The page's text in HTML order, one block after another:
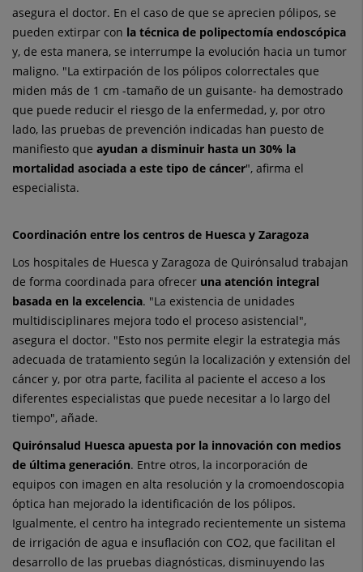
asegura el doctor. En el caso de que se aprecien pólipos, se
pueden extirpar con la técnica de polipectomía endoscópica
y, de esta manera, se interrumpe la evolución hacia un tumor
maligno. "La extirpación de los pólipos colorrectales que
miden más de 1 cm -tamaño de un guisante- ha demostrado
que puede reducir el riesgo de la enfermedad, y, por otro
lado, las pruebas de prevención indicadas han puesto de
manifiesto que ayudan a disminuir hasta un 30% la
mortalidad asociada a este tipo de cáncer", afirma el
especialista.
Coordinación entre los centros de Huesca y Zaragoza
Los hospitales de Huesca y Zaragoza de Quirónsalud trabajan
de forma coordinada para ofrecer una atención integral
basada en la excelencia. "La existencia de unidades
multidisciplinares mejora todo el proceso asistencial",
asegura el doctor. "Esto nos permite elegir la estrategia más
adecuada de tratamiento según la localización y extensión del
cáncer y, por otra parte, facilita al paciente el acceso a los
diferentes especialistas que puede necesitar a lo largo del
tiempo", añade.
Quirónsalud Huesca apuesta por la innovación con medios
de última generación. Entre otros, la incorporación de
equipos con imagen en alta resolución y la cromoendoscopia
óptica han mejorado la identificación de los pólipos.
Igualmente, el centro ha integrado recientemente un sistema
de irrigación de agua e insuflación con CO2, que facilitan el
desarrollo de las pruebas diagnósticas, disminuyendo las